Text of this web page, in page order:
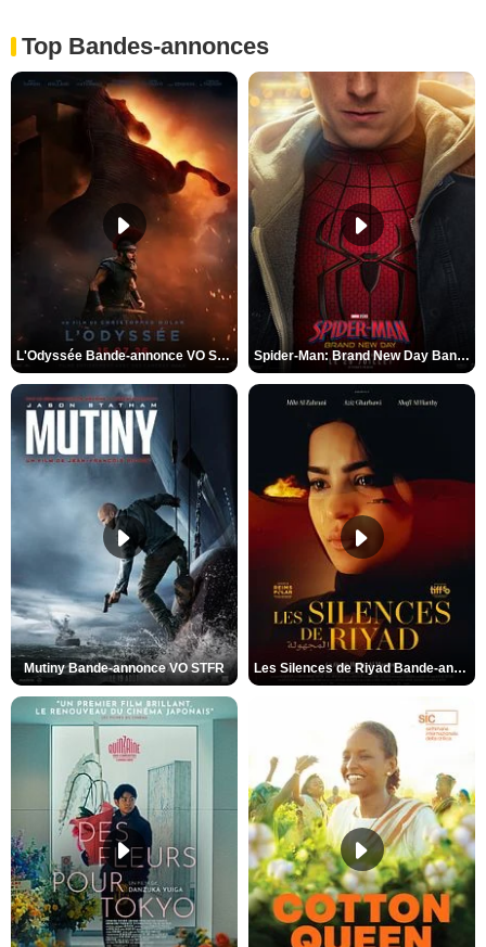
Top Bandes-annonces
L'Odyssée Bande-annonce VO STFR Spider-Man: Brand New Day Bande-annonce VO STFR
Mutiny Bande-annonce VO STFR Les Silences de Riyad Bande-annonce VO STFR